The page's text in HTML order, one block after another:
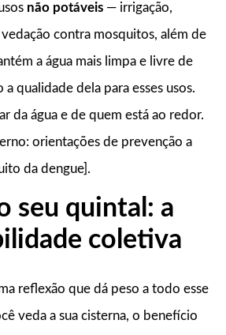
não potáveis— irrigação,
vedação contra mosquitos, além de
a água mais limpa e livre de
qualidade dela para esses usos.
da água e de quem está ao redor.
orientações de prevenção a
da dengue].
seu quintal: a
coletiva
reflexão que dá peso a todo esse
veda a sua cisterna, o benefício